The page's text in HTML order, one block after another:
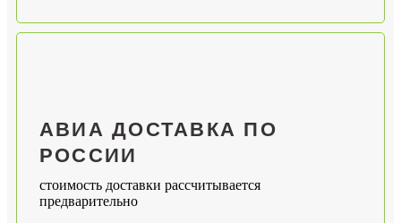
АВИА ДОСТАВКА ПО
РОССИИ
стоимость доставки рассчитывается
предварительно